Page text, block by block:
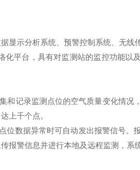
示分析系统、预警控制系统、无线
平台，具有对监测站的监控功能以
记录监测点位的空气质量变化情况
上千个点。
数据异常时可自动发出报警信号。
报警信息并进行本地及远程监测，系